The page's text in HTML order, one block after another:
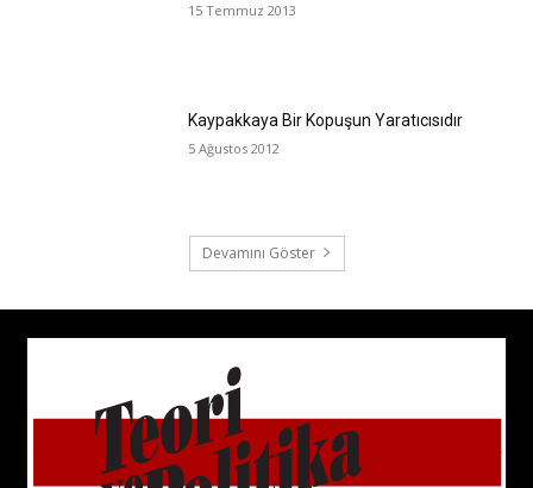
15 Temmuz 2013
Kaypakkaya Bir Kopuşun Yaratıcısıdır
5 Ağustos 2012
Devamını Göster